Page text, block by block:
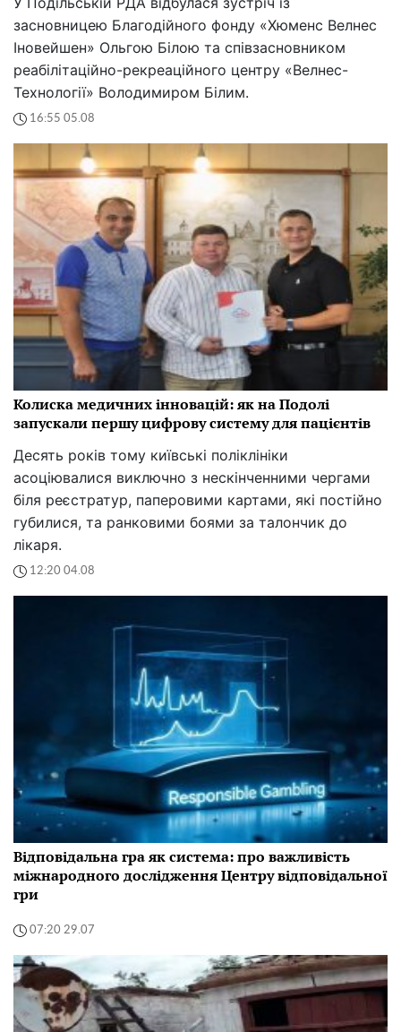
засновницею Благодійного фонду «Хюменс Велнес
Іновейшен» Ольгою Білою та співзасновником
реабілітаційно-рекреаційного центру «Велнес-
Технології» Володимиром Білим.
16:55 05.08
Колиска медичних інновацій: як на Подолі
запускали першу цифрову систему для пацієнтів
Десять років тому київські поліклініки
асоціювалися виключно з нескінченними чергами
біля реєстратур, паперовими картами, які постійно
губилися, та ранковими боями за талончик до
лікаря.
12:20 04.08
Відповідальна гра як система: про важливість
міжнародного дослідження Центру відповідальної
гри
07:20 29.07